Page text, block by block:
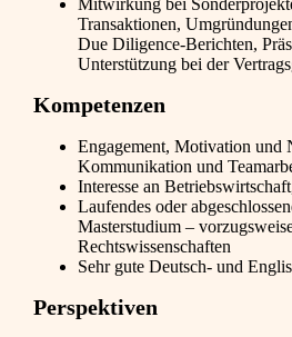
Transaktionen,
Due Diligence-Berichten,
Unterstützung bei der
Kompetenzen
Engagement, Motivation und
Kommunikation und
Interesse an
Laufendes oder
Masterstudium –
Rechtswissenschaften
Sehr gute Deutsch- und
Perspektiven